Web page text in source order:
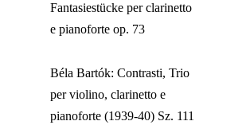
Fantasiestücke perclarinetto
e pianoforte op. 73
Béla Bartók: Contrasti, Trio
perviolino, clarinetto e
pianoforte (1939-40) Sz. 111